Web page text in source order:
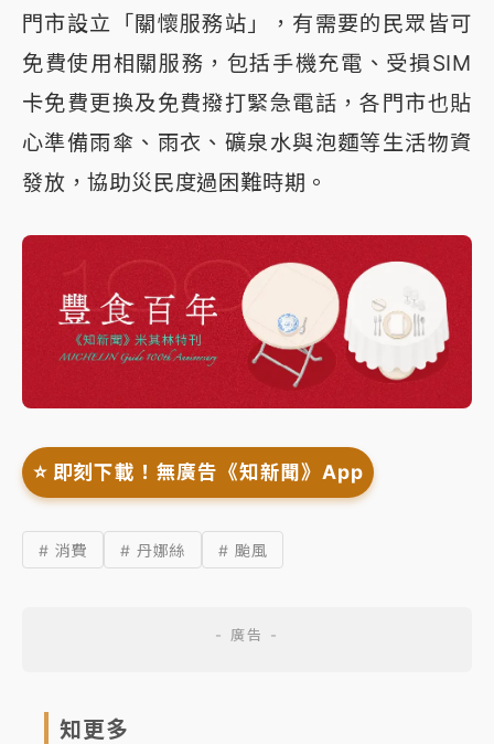
門市設立「關懷服務站」，有需要的民眾皆可
免費使用相關服務，包括手機充電、受損SIM
卡免費更換及免費撥打緊急電話，各門市也貼
心準備雨傘、雨衣、礦泉水與泡麵等生活物資
發放，協助災民度過困難時期。
⭐️ 即刻下載！無廣告《知新聞》App
# 消費 # 丹娜絲 # 颱風
知更多